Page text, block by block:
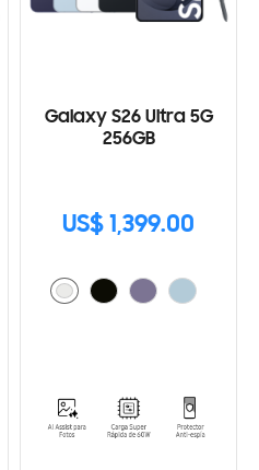
Galaxy S26 Ultra 5G
256GB
US$ 1,399.00